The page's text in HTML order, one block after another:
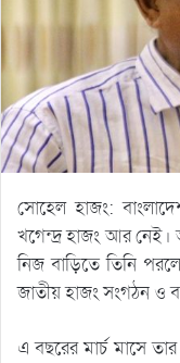
সোহেল হাজং:
খগেন্দ্র হাজং আর
নিজ বাড়িতে তিনি
জাতীয় হাজং সংগঠন ও
এ বছরের মার্চ মাসে